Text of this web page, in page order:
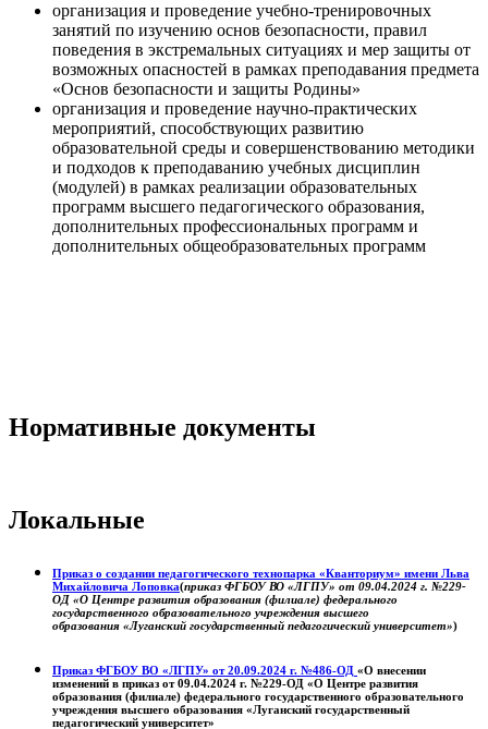
организация и проведение учебно-тренировочных
занятий по изучению основ безопасности, правил
поведения в экстремальных ситуациях и мер защиты от
возможных опасностей в рамках преподавания предмета
«Основ безопасности и защиты Родины»
организация и проведение научно-практических
мероприятий, способствующих развитию
образовательной среды и совершенствованию методики
и подходов к преподаванию учебных дисциплин
(модулей) в рамках реализации образовательных
программ высшего педагогического образования,
дополнительных профессиональных программ и
дополнительных общеобразовательных программ
Нормативные документы
Локальные
Приказ о создании педагогического технопарка «Кванториум» имени Льва
Михайловича Лоповка(приказ ФГБОУ ВО «ЛГПУ» от 09.04.2024 г. №229-
ОД «О Центре развития образования (филиале) федерального
государственного образовательного учреждения высшего
образования «Луганский государственный педагогический университет»)
Приказ ФГБОУ ВО «ЛГПУ» от 20.09.2024 г. №486-ОД «О внесении
изменений в приказ от 09.04.2024 г. №229-ОД «О Центре развития
образования (филиале) федерального государственного образовательного
учреждения высшего образования «Луганский государственный
педагогический университет»